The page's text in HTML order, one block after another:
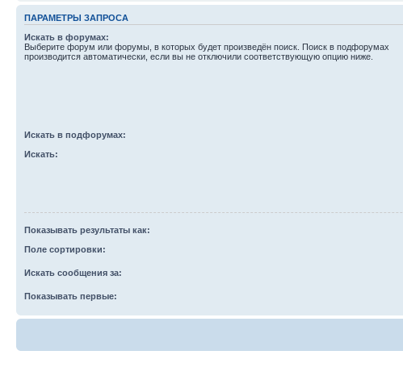
ПАРАМЕТРЫ ЗАПРОСА
Искать в форумах:
Выберите форум или форумы, в которых будет произведён поиск. Поиск в подфорумах
производится автоматически, если вы не отключили соответствующую опцию ниже.
Искать в подфорумах:
Искать:
Показывать результаты как:
Поле сортировки:
Искать сообщения за:
Показывать первые: